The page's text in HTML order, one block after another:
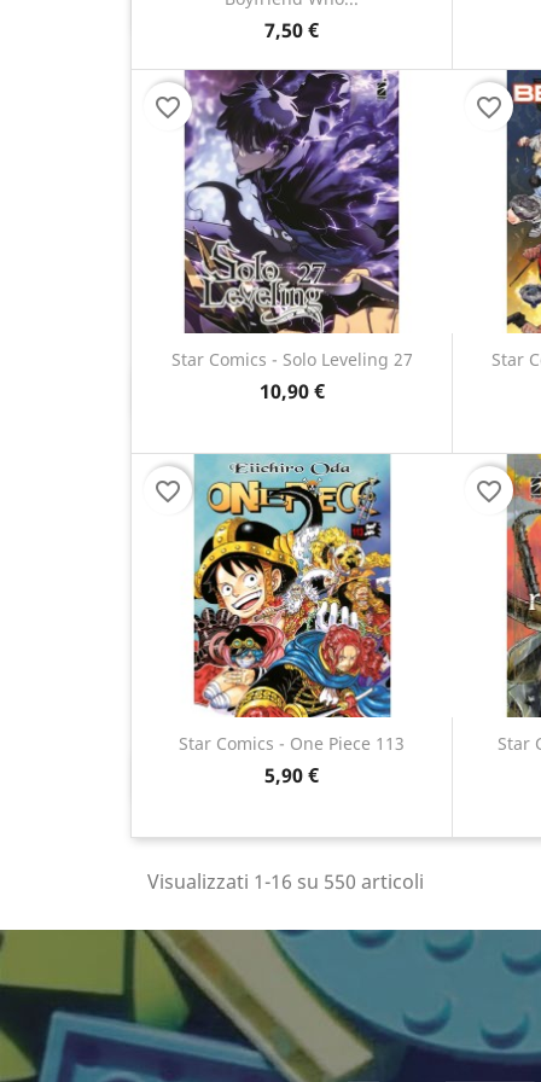
7,50 €
Anteprima
Star Comics - Solo Leveling 27
10,90 €
Anteprima
favorite_border
Star
favorite_border
Star Comics - One Piece 113
5,90 €
Anteprima
favorite_border
Star
favorite_border
Visualizzati 1-16 su 550 articoli